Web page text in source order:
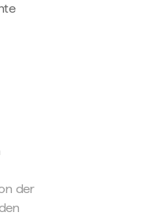
der